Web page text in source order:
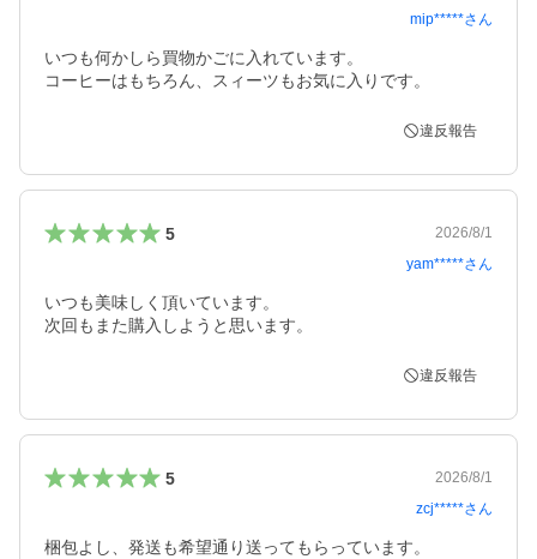
mip*****さん
いつも何かしら買物かごに入れています。
コーヒーはもちろん、スィーツもお気に入りです。
違反報告
5
2026/8/1
yam*****さん
いつも美味しく頂いています。
次回もまた購入しようと思います。
違反報告
5
2026/8/1
zcj*****さん
梱包よし、発送も希望通り送ってもらっています。